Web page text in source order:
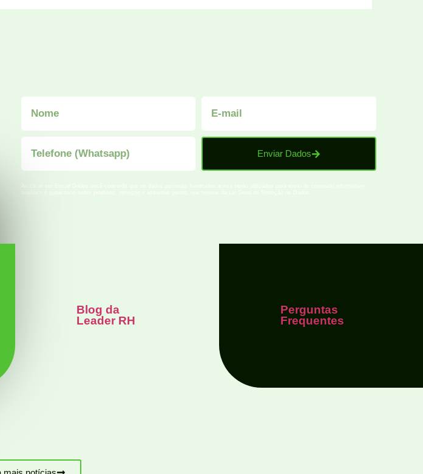
Enviar Dados
analítico e publicitário sobre produtos, serviços e assuntos gerais, nos termos da Lei Geral de Proteção de Dados.
Blog da
Leader RH
Perguntas
Frequentes